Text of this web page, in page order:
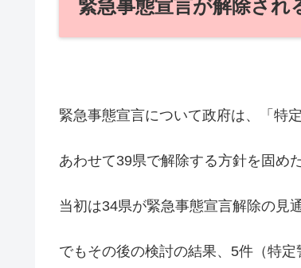
緊急事態宣言が解除され
緊急事態宣言について政府は、「特
あわせて39県で解除する方針を固め
当初は34県が緊急事態宣言解除の見
でもその後の検討の結果、5件（特